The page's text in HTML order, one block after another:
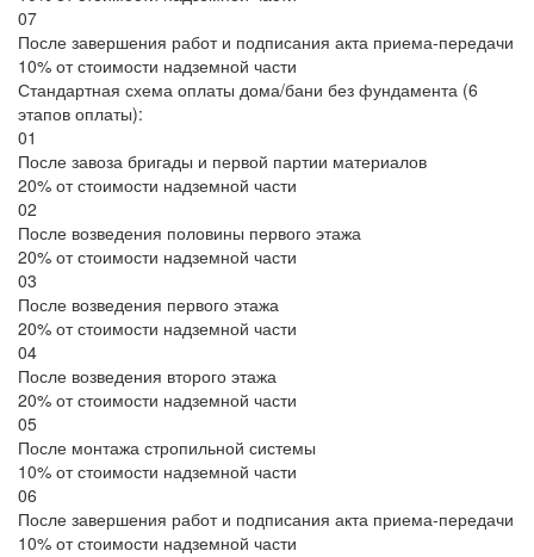
07
После завершения работ и подписания акта приема-передачи
10% от стоимости надземной части
Стандартная схема оплаты дома/бани без фундамента (6
этапов оплаты):
01
После завоза бригады и первой партии материалов
20% от стоимости надземной части
02
После возведения половины первого этажа
20% от стоимости надземной части
03
После возведения первого этажа
20% от стоимости надземной части
04
После возведения второго этажа
20% от стоимости надземной части
05
После монтажа стропильной системы
10% от стоимости надземной части
06
После завершения работ и подписания акта приема-передачи
10% от стоимости надземной части